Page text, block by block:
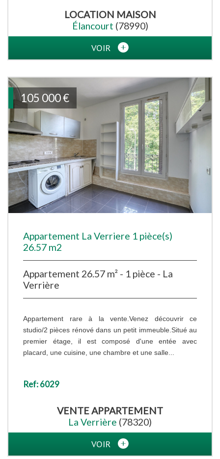
LOCATION MAISON
Élancourt (78990)
VOIR
105 000€
Appartement La Verriere 1 pièce(s)
26.57 m2
Appartement 26.57 m² - 1 pièce - La
Verrière
Appartement rare à la vente.Venez découvrir ce
studio/2 pièces rénové dans un petit immeuble.Situé au
premier étage, il est composé d'une entée avec
placard, une cuisine, une chambre et une salle...
Ref: 6029
VENTEAPPARTEMENT
La Verrière (78320)
VOIR